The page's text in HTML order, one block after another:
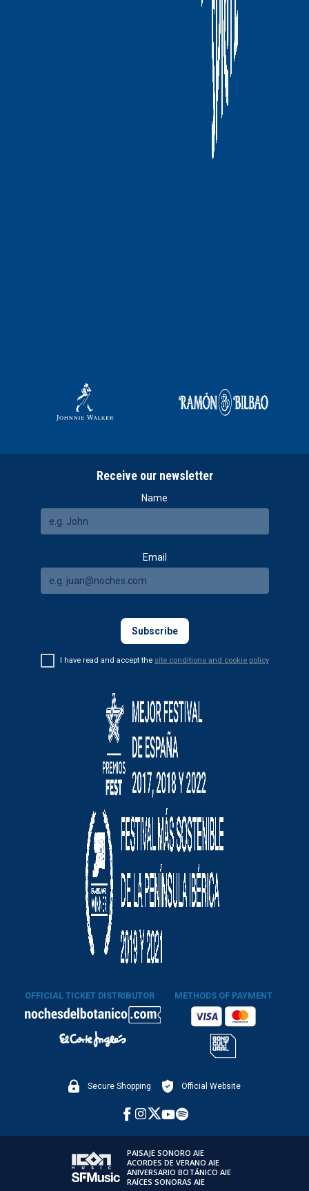
Receive our newsletter
Name
Email
I have read and accept the site conditions and cookie policy
OFFICIAL TICKET DISTRIBUTOR METHODS OF PAYMENT
Secure Shopping Official Website
PAISAJE SONORO AIE
ACORDES DE VERANO AIE
ANIVERSARIO BOTÁNICO AIE
RAÍCES SONORAS AIE